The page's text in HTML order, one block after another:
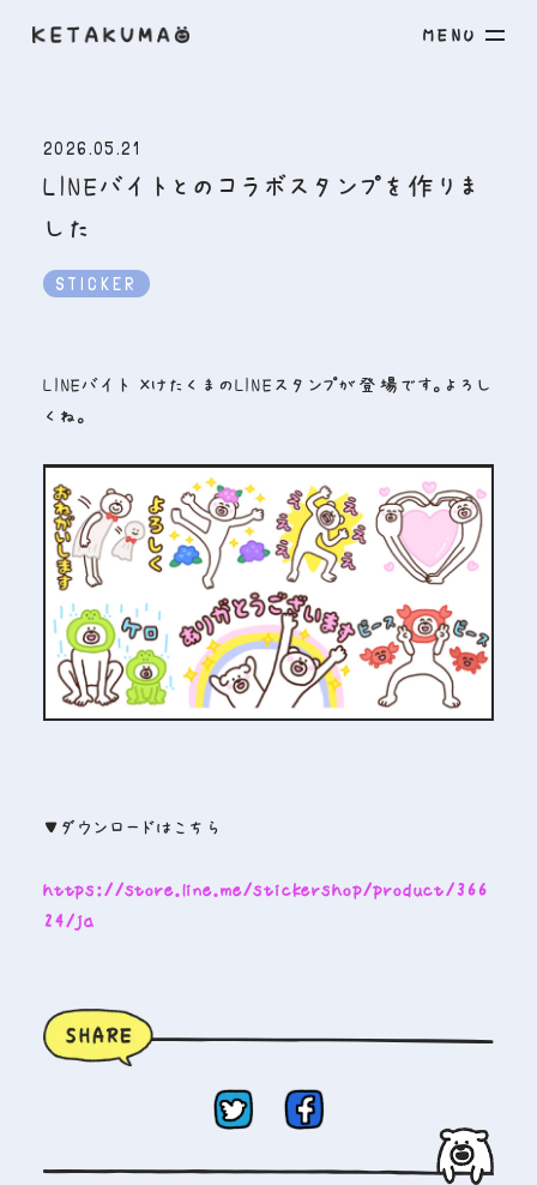
ME NU
PRIVACY
2026.05.21
LINEバイトとのコラボスタンプを作りま
した
STICKER
LINEバイト ×けたくまのLINEスタンプが登場です。よろし
くね。
▼ダウンロードはこちら
https://store.line.me/stickershop/product/366
24/ja